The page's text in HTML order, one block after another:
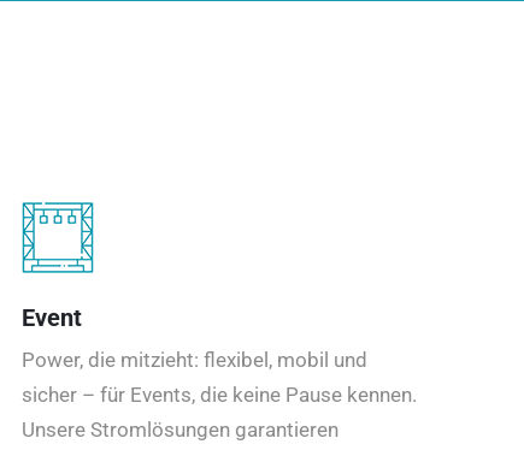
Event
Power, die mitzieht: flexibel, mobil und
sicher – für Events, die keine Pause kennen.
Unsere Stromlösungen garantieren